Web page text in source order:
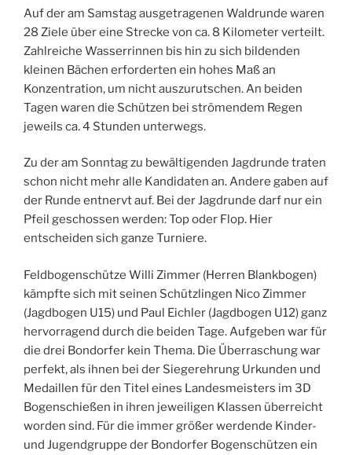
Auf der am Samstag ausgetragenen Waldrunde waren
28 Ziele über eine Strecke von ca. 8 Kilometer verteilt.
Zahlreiche Wasserrinnen bis hin zu sich bildenden
kleinen Bächen erforderten ein hohes Maß an
Konzentration, um nicht auszurutschen. An beiden
Tagen waren die Schützen bei strömendem Regen
jeweils ca. 4 Stunden unterwegs.
Zu der am Sonntag zu bewältigenden Jagdrunde traten
schon nicht mehr alle Kandidaten an. Andere gaben auf
der Runde entnervt auf. Bei der Jagdrunde darf nur ein
Pfeil geschossen werden: Top oder Flop. Hier
entscheiden sich ganze Turniere.
Feldbogenschütze Willi Zimmer (Herren Blankbogen)
kämpfte sich mit seinen Schützlingen Nico Zimmer
(Jagdbogen U15) und Paul Eichler (Jagdbogen U12) ganz
hervorragend durch die beiden Tage. Aufgeben war für
die drei Bondorfer kein Thema. Die Überraschung war
perfekt, als ihnen bei der Siegerehrung Urkunden und
Medaillen für den Titel eines Landesmeisters im 3D
Bogenschießen in ihren jeweiligen Klassen überreicht
worden sind. Für die immer größer werdende Kinder-
und Jugendgruppe der Bondorfer Bogenschützen ein